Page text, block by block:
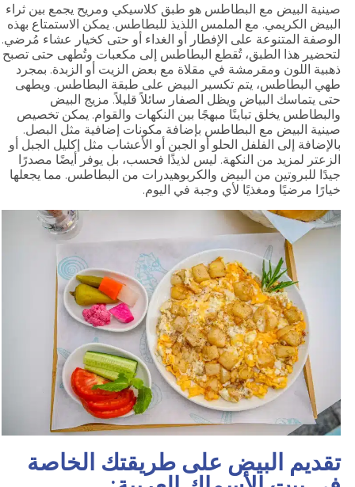
صينية البيض مع البطاطس هو طبق كلاسيكي ومريح يجمع بين ثراء
البيض الكريمي. مع الملمس اللذيذ للبطاطس. يمكن الاستمتاع بهذه
الوصفة المتنوعة على الإفطار أو الغداء أو حتى كخيار عشاء مُرضي.
لتحضير هذا الطبق، تُقطع البطاطس إلى مكعبات وتُطهى حتى تصبح
ذهبية اللون ومقرمشة في مقلاة مع بعض الزيت أو الزبدة. بمجرد
طهي البطاطس، يتم تكسير البيض على طبقة البطاطس. ويطهى
حتى يتماسك البياض ويظل الصفار سائلاً قليلاً. مزيج البيض
والبطاطس يخلق تباينًا مبهجًا بين النكهات والقوام. يمكن تخصيص
صينية البيض مع البطاطس بإضافة مكونات إضافية مثل البصل.
بالإضافة إلى الفلفل الحلو أو الجبن أو الأعشاب مثل إكليل الجبل أو
الزعتر لمزيد من النكهة. ليس لذيذًا فحسب، بل يوفر أيضًا مصدرًا
جيدًا للبروتين من البيض والكربوهيدرات من البطاطس. مما يجعلها
خيارًا مرضيًا ومغذيًا لأي وجبة في اليوم.
تقديم البيض على طريقتك الخاصة